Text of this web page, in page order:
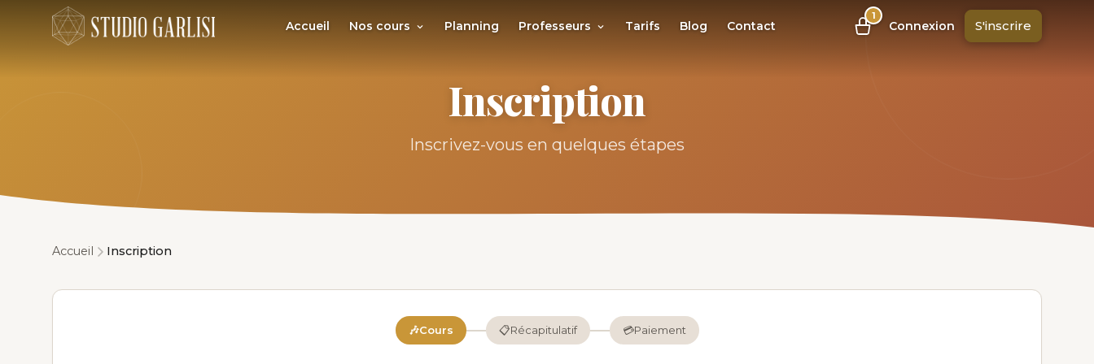
Accueil Nos cours Planning Professeurs Tarifs Blog Contact
1
Connexion S'inscrire
Inscription
Inscrivez-vous en quelques étapes
Accueil Inscription
🎶Cours 📋Récapitulatif 💳Paiement